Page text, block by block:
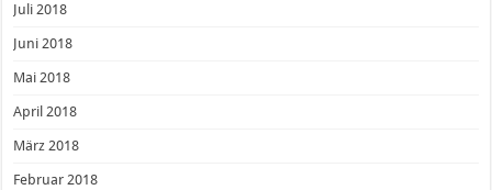
Juli 2018
Juni 2018
Mai 2018
April 2018
März 2018
Februar 2018